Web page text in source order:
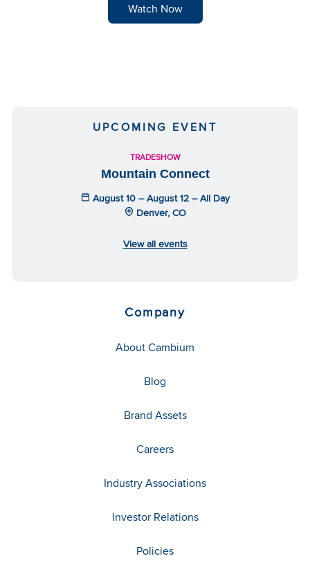
Watch Now
UPCOMING EVENT
TRADESHOW
Mountain Connect
August 10 – August 12 – All Day
Denver, CO
View all events
Company
About Cambium
Blog
Brand Assets
Careers
Industry Associations
Investor Relations
Policies